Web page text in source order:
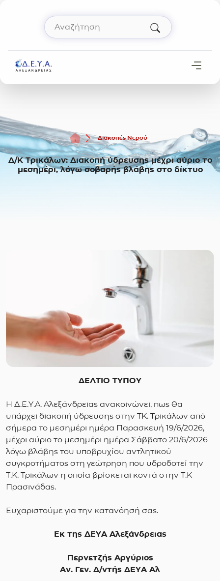
Αναζήτηση
ΑρχικήΔιακοπές Νερού
Δ/Κ Τρικάλων: Διακοπή ύδρευσης μέχρι αύριο το
μεσημέρι, λόγω σοβαρής βλάβης στο δίκτυο
ΔΕΛΤΙΟ ΤΥΠΟΥ
Η Δ.Ε.Υ.Α. Αλεξάνδρειας ανακοινώνει, πως θα
υπάρχει διακοπή ύδρευσης στην ΤΚ. Τρικάλων από
σήμερα το μεσημέρι ημέρα Παρασκευή 19/6/2026,
μέχρι αύριο το μεσημέρι ημέρα Σάββατο 20/6/2026
λόγω βλάβης του υποβρυχίου αντλητικού
συγκροτήματος στη γεώτρηση που υδροδοτεί την
Τ.Κ. Τρικάλων η οποία βρίσκεται κοντά στην Τ.Κ
Πρασινάδας.
Ευχαριστούμε για την κατανόησή σας.
Εκ της ΔΕΥΑ Αλεξάνδρειας
Περνετζής Αργύριος
Αν. Γεν. Δ/ντής ΔΕΥΑ Αλ